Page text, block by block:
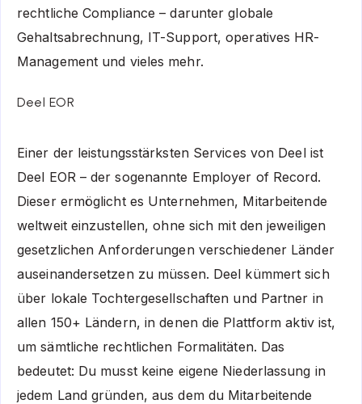
rechtliche Compliance – darunter globale
Gehaltsabrechnung, IT-Support, operatives HR-
Management und vieles mehr.
Deel EOR
Einer der leistungsstärksten Services von Deel ist
Deel EOR – der sogenannte Employer of Record.
Dieser ermöglicht es Unternehmen, Mitarbeitende
weltweit einzustellen, ohne sich mit den jeweiligen
gesetzlichen Anforderungen verschiedener Länder
auseinandersetzen zu müssen. Deel kümmert sich
über lokale Tochtergesellschaften und Partner in
allen 150+ Ländern, in denen die Plattform aktiv ist,
um sämtliche rechtlichen Formalitäten. Das
bedeutet: Du musst keine eigene Niederlassung in
jedem Land gründen, aus dem du Mitarbeitende